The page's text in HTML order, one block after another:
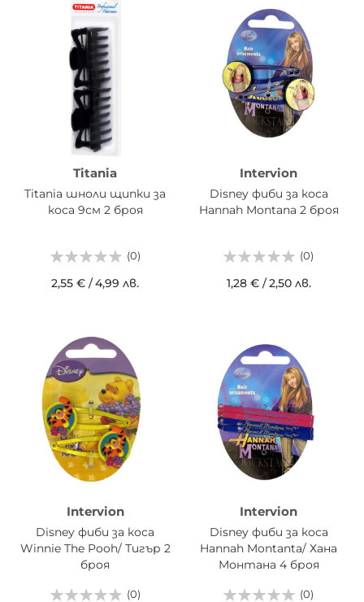
Titania
Titania шноли щипки за
коса 9см 2 броя
(0)
2,55 € /4,99 лв.
Intervion
Disney фиби за коса
Hannah Montana 2 броя
(0)
1,28 €/2,50 лв.
Intervion
Disney фиби за коса
Winnie The Pooh/ Тигър 2
броя
(0)
Intervion
Disney фиби за коса
Hannah Montanta/ Хана
Монтана 4 броя
(0)